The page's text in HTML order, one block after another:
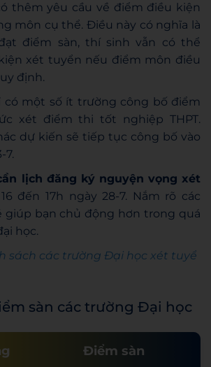
thêm yêu cầu về điểm điều kiện
môn cụ thể. Điều này có nghĩa là
điểm sàn, thí sinh vẫn có thể
xét tuyển nếu điểm môn điều
định.
có một số ít trường công bố điểm
xét điểm thi tốt nghiệp THPT.
dự kiến sẽ tiếp tục công bố vào
7.
lịch đăng ký nguyện vọng xét
đến 17h ngày 28-7. Nắm rõ các
giúp bạn chủ động hơn trong quá
học.
sách các trường Đại học xét tuyể
sàn các trường Đại học
Điểm sàn